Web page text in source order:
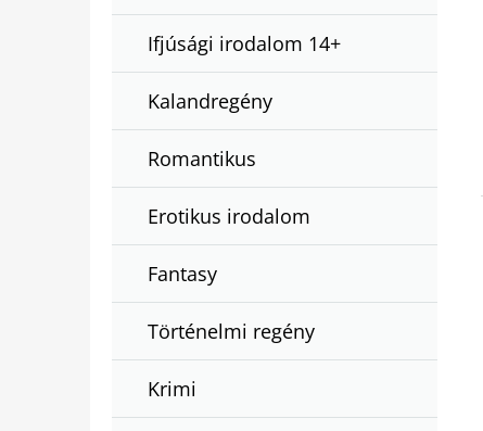
Ifjúsági irodalom 14+
Kalandregény
Romantikus
Erotikus irodalom
Fantasy
Történelmi regény
Krimi